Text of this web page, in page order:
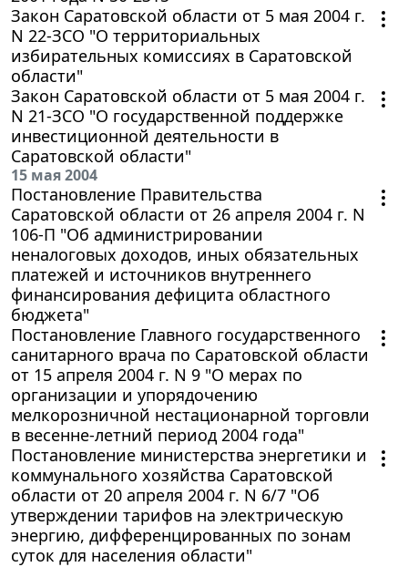
Закон Саратовской области от 5 мая 2004 г.
N 22-ЗСО "О территориальных
избирательных комиссиях в Саратовской
области"
Закон Саратовской области от 5 мая 2004 г.
N 21-ЗСО "О государственной поддержке
инвестиционной деятельности в
Саратовской области"
15 мая 2004
Постановление Правительства
Саратовской области от 26 апреля 2004 г. N
106-П "Об администрировании
неналоговых доходов, иных обязательных
платежей и источников внутреннего
финансирования дефицита областного
бюджета"
Постановление Главного государственного
санитарного врача по Саратовской области
от 15 апреля 2004 г. N 9 "О мерах по
организации и упорядочению
мелкорозничной нестационарной торговли
в весенне-летний период 2004 года"
Постановление министерства энергетики и
коммунального хозяйства Саратовской
области от 20 апреля 2004 г. N 6/7 "Об
утверждении тарифов на электрическую
энергию, дифференцированных по зонам
суток для населения области"